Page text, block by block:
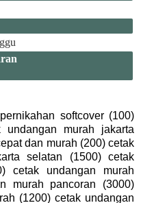
softcover (100)
undangan murah jakarta
dan murah (200) cetak
selatan (1500) cetak
cetak undangan murah
murah pancoran (3000)
(1200) cetak undangan